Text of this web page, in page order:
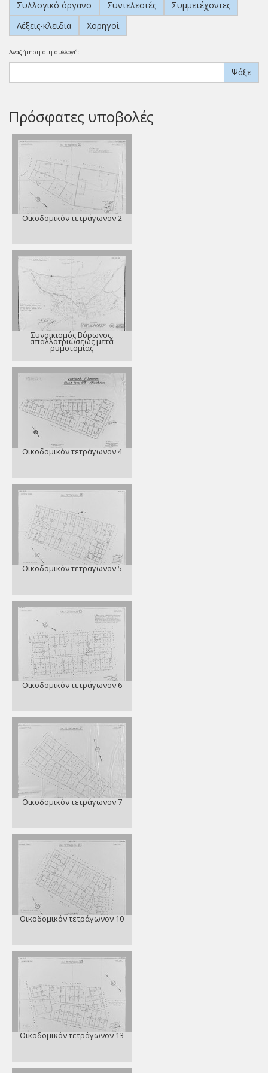
Συλλογικό όργανο
Συντελεστές
Συμμετέχοντες
Λέξεις-κλειδιά
Χορηγοί
Αναζήτηση στη συλλογή:
Ψάξε
Πρόσφατες υποβολές
Οικοδομικόν τετράγωνον 2
Συνοικισμός Βύρωνος,
απαλλοτριώσεως μετά
ρυμοτομίας
Οικοδομικόν τετράγωνον 4
Οικοδομικόν τετράγωνον 5
Οικοδομικόν τετράγωνον 6
Οικοδομικόν τετράγωνον 7
Οικοδομικόν τετράγωνον 10
Οικοδομικόν τετράγωνον 13